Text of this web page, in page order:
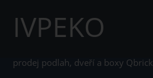
IVPEKO
prodej podlah, dveří a boxy Qbrick